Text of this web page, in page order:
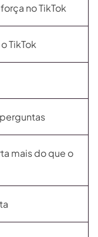
no TikTok
TikTok
mais do que o